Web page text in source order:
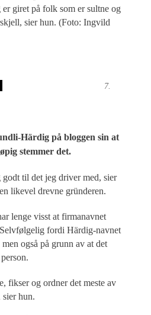
giret på folk som er sultne og
sier hun. (Foto: Ingvild
7.
Härdig på bloggen sin at
stemmer det.
godt til det jeg driver med, sier
likevel drevne gründeren.
lenge visst at firmanavnet
fordi Härdig-navnet
også på grunn av at det
fikser og ordner det meste av
hun.